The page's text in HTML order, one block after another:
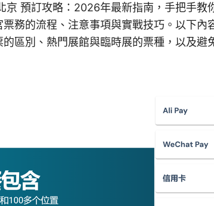
京 預訂攻略：2026年最新指南，手把手教
務的流程、注意事項與實戰技巧。以下
的區別、熱門展館與臨時展的票種，以及